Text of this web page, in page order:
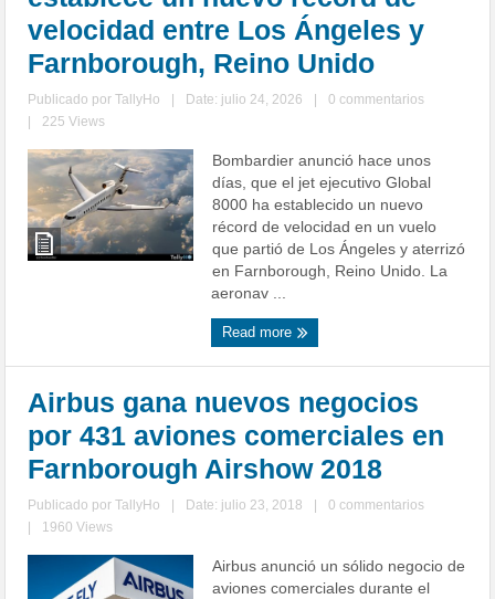
velocidad entre Los Ángeles y
Farnborough, Reino Unido
Publicado porTallyHo Date: julio 24, 2026
0 commentarios
225 Views
Bombardier anunció hace unos
días, que el jet ejecutivo Global
8000 ha establecido un nuevo
récord de velocidad en un vuelo
que partió de Los Ángeles y aterrizó
en Farnborough, Reino Unido. La
aeronav ...
Read more
Airbus gana nuevos negocios
por 431 aviones comerciales en
Farnborough Airshow 2018
Publicado porTallyHo Date: julio 23, 2018
0 commentarios
1960 Views
Airbus anunció un sólido negocio de
aviones comerciales durante el